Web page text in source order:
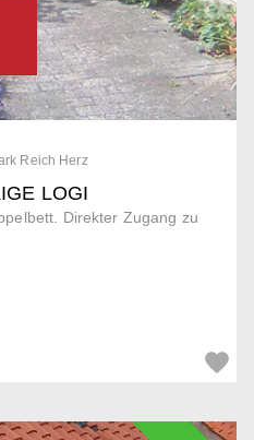
Reich Herz
LOGI
Direkter Zugang zu